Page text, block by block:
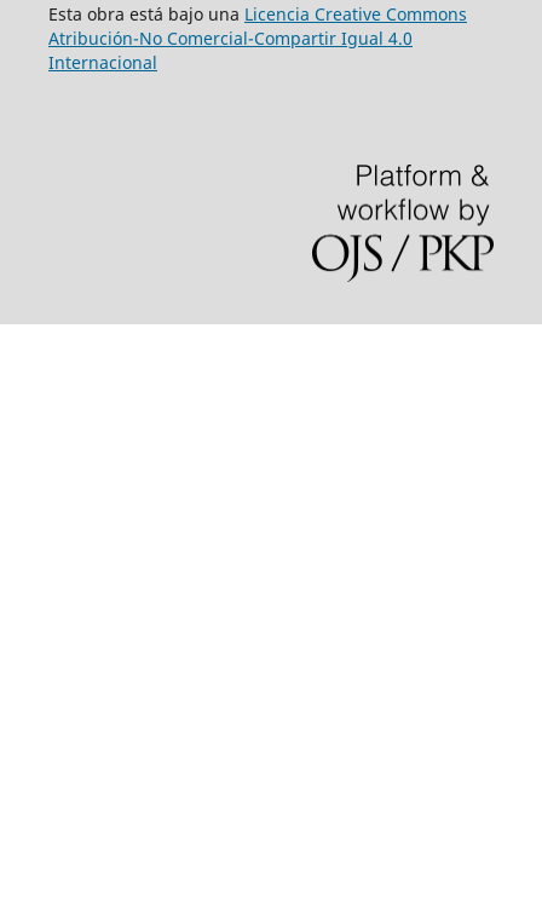
Esta obra está bajo una Licencia Creative Commons
Atribución-No Comercial-Compartir Igual 4.0
Internacional